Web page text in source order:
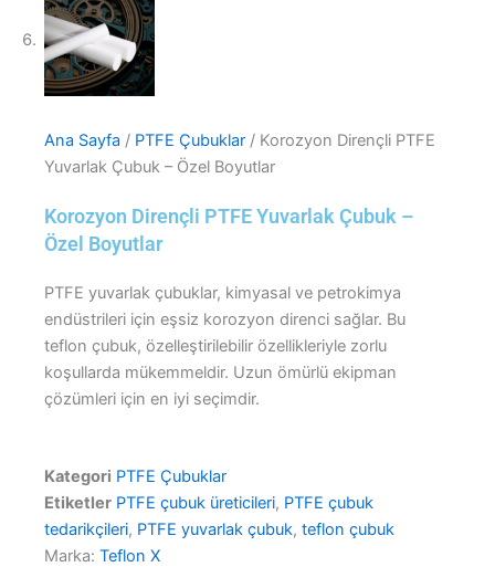
Ana Sayfa / PTFE Çubuklar / Korozyon Dirençli PTFE
Yuvarlak Çubuk – Özel Boyutlar
Korozyon Dirençli PTFE Yuvarlak Çubuk –
Özel Boyutlar
PTFE yuvarlak çubuklar, kimyasal ve petrokimya
endüstrileri için eşsiz korozyon direnci sağlar. Bu
teflon çubuk, özelleştirilebilir özellikleriyle zorlu
koşullarda mükemmeldir. Uzun ömürlü ekipman
çözümleri için en iyi seçimdir.
Kategori PTFE Çubuklar
Etiketler PTFE çubuk üreticileri, PTFE çubuk
tedarikçileri, PTFE yuvarlak çubuk, teflon çubuk
Marka: Teflon X